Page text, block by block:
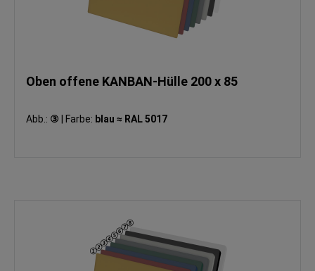
Oben offene KANBAN-Hülle 200 x 85
Abb.: ③ Farbe: blau ≈ RAL 5017